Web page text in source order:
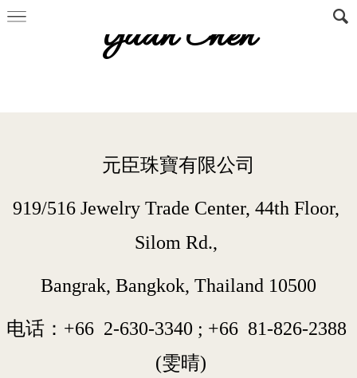
Yuan Chen
元臣珠寶有限公司
919/516 Jewelry Trade Center, 44th Floor,
Silom Rd.,
Bangrak, Bangkok, Thailand 10500
电话：+66 2-630-3340 ; +66 81-826-2388
(雯晴)